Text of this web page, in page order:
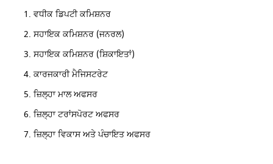
ਵਧੀਕ ਡਿਪਟੀ ਕਮਿਸ਼ਨਰ
ਸਹਾਇਕ ਕਮਿਸ਼ਨਰ (ਜਨਰਲ)
ਸਹਾਇਕ ਕਮਿਸ਼ਨਰ (ਸ਼ਿਕਾਇਤਾਂ)
ਕਾਰਜਕਾਰੀ ਮੈਜਿਸਟਰੇਟ
ਜ਼ਿਲ੍ਹਾ ਮਾਲ ਅਫਸਰ
ਜ਼ਿਲ੍ਹਾ ਟਰਾਂਸਪੋਰਟ ਅਫਸਰ
ਜ਼ਿਲ੍ਹਾ ਵਿਕਾਸ ਅਤੇ ਪੰਚਾਇਤ ਅਫਸਰ